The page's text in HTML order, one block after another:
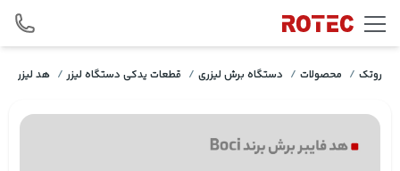
Skip to content
روتک / محصولات / دستگاه برش لیزری / قطعات یدکی دستگاه لیزر / هد لیزر